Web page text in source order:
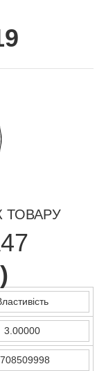
ТОВАРУ
)
3.00000